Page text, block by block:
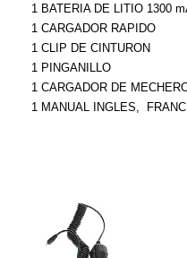
1 BATERIA DE LITIO 1300
1 CARGADOR RAPIDO
1 CLIP DE CINTURON
1 PINGANILLO
1 CARGADOR DE
1 MANUAL INGLES,